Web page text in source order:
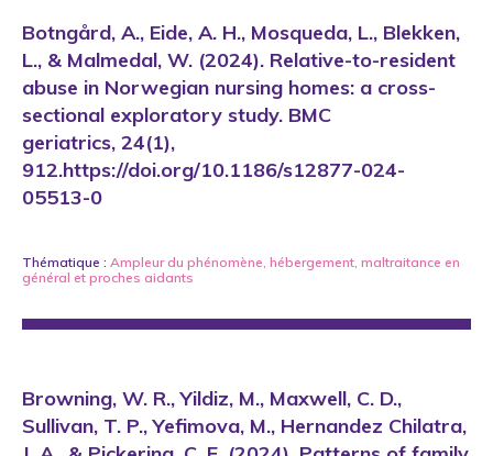
Botngård, A., Eide, A. H., Mosqueda, L., Blekken,
L., & Malmedal, W. (2024). Relative-to-resident
abuse in Norwegian nursing homes: a cross-
sectional exploratory study. BMC
geriatrics, 24(1),
912.https://doi.org/10.1186/s12877-024-
05513-0
Thématique : Ampleur du phénomène, hébergement, maltraitance en
général et proches aidants
Browning, W. R., Yildiz, M., Maxwell, C. D.,
Sullivan, T. P., Yefimova, M., Hernandez Chilatra,